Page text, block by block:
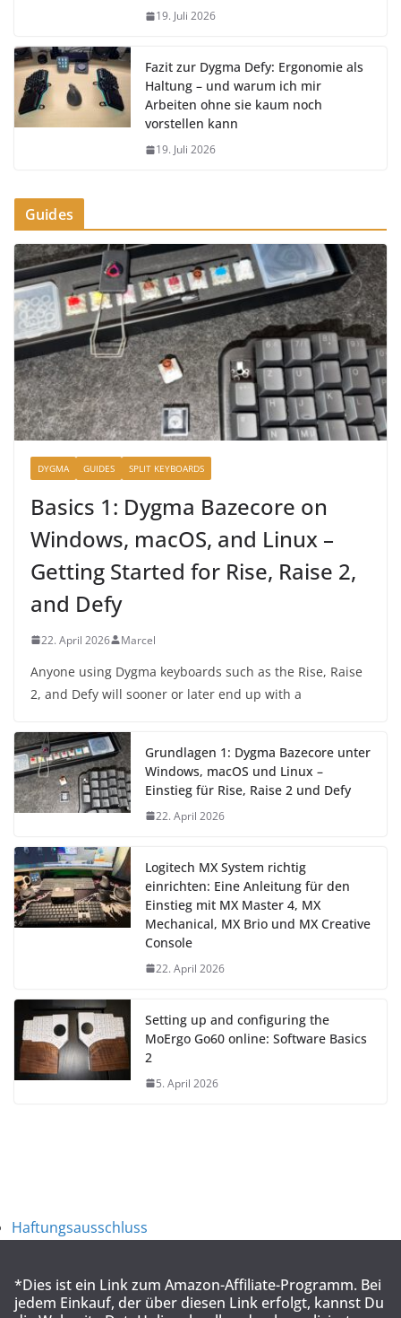
19. Juli 2026
Fazit zur Dygma Defy: Ergonomie als
Haltung – und warum ich mir
Arbeiten ohne sie kaum noch
vorstellen kann
19. Juli 2026
Guides
DYGMA GUIDES SPLIT KEYBOARDS
Basics 1: Dygma Bazecore on
Windows, macOS, and Linux –
Getting Started for Rise, Raise 2,
and Defy
22. April 2026 Marcel
Anyone using Dygma keyboards such as the Rise, Raise
2, and Defy will sooner or later end up with a
Grundlagen 1: Dygma Bazecore unter
Windows, macOS und Linux –
Einstieg für Rise, Raise 2 und Defy
22. April 2026
Logitech MX System richtig
einrichten: Eine Anleitung für den
Einstieg mit MX Master 4, MX
Mechanical, MX Brio und MX Creative
Console
22. April 2026
Setting up and configuring the
MoErgo Go60 online: Software Basics
2
5. April 2026
Haftungsausschluss
*Dies ist ein Link zum Amazon-Affiliate-Programm. Bei
jedem Einkauf, der über diesen Link erfolgt, kannst Du